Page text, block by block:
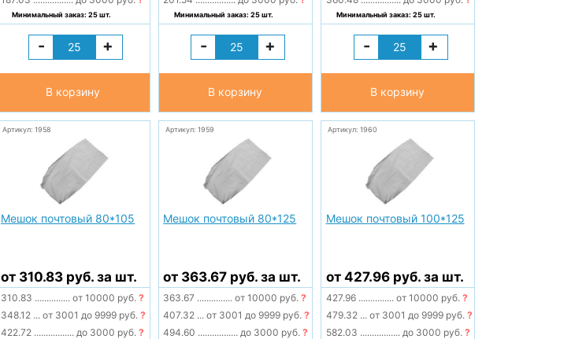
Минимальный заказ: 25 шт.
- +
В корзину
Минимальный заказ: 25 шт.
- +
В корзину
Минимальный заказ: 25 шт.
- +
В корзину
Артикул: 1958
Мешок почтовый 80*105
от 310.83 руб. за шт.
310.83 ............... от 10000 руб.?
348.12 ... от 3001 до 9999 руб.?
422.72 ................. до 3000 руб.?
Артикул: 1959
Мешок почтовый 80*125
от 363.67 руб. за шт.
363.67 ............... от 10000 руб.?
407.32 ... от 3001 до 9999 руб.?
494.60 ................. до 3000 руб.?
Артикул: 1960
Мешок почтовый 100*125
от 427.96 руб. за шт.
427.96 ............... от 10000 руб. ?
479.32 ... от 3001 до 9999 руб. ?
582.03 ................. до 3000 руб. ?